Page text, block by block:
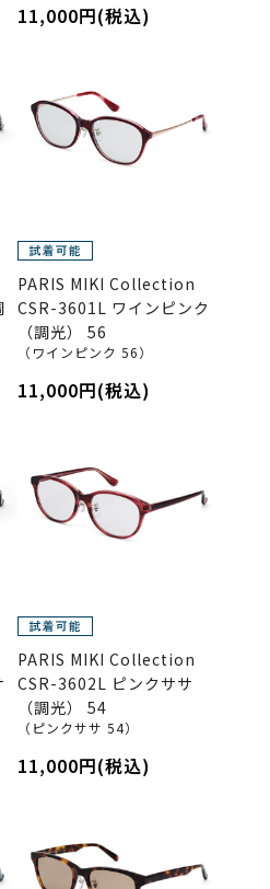
11,000円(税込)
PARIS MIKI Collection
CSR-3601L ワインピンク
（調光） 56
（ワインピンク 56）
11,000円(税込)
PARIS MIKI Collection
CSR-3602L ピンクササ
（調光） 54
（ピンクササ 54）
11,000円(税込)